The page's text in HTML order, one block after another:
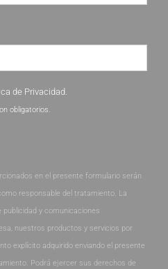
de Privacidad.
obligatorios.
en el presente formulario serán
responsable del tratamiento. La
y comunicaciones
nuestros productos y servicios por
explícito adquirido enviando el presente
Podrá ejercer sus derechos de